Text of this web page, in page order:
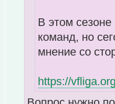
В этом сезоне
команд, но
мнение со
https://